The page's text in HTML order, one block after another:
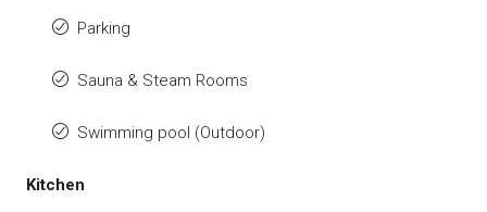
Parking
Sauna & Steam Rooms
Swimming pool (Outdoor)
Kitchen